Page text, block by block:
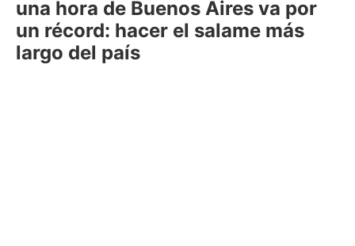
una hora de Buenos Aires va por
un récord: hacer el salame más
largo del país